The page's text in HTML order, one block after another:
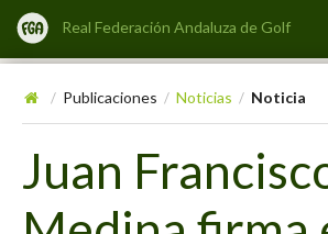
Real Federación Andaluza de Golf
/ Publicaciones / Noticias / Noticia
Juan